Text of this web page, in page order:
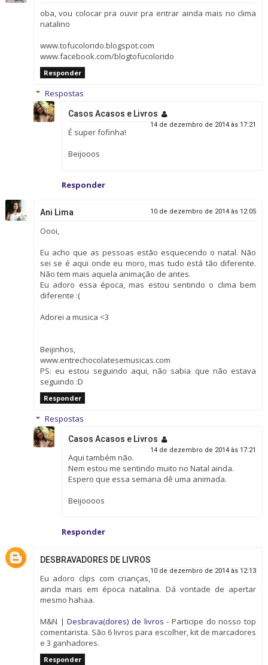
oba, vou colocar pra ouvir pra entrar ainda mais no clima
natalino
www.tofucolorido.blogspot.com
www.facebook.com/blogtofucolorido
Responder
Respostas
Casos Acasos e Livros
14 de dezembro de 2014 às 17:21
É super fofinha!
Beijooos
Responder
Ani Lima 10 de dezembro de 2014 às 12:05
Oooi,
Eu acho que as pessoas estão esquecendo o natal. Não
sei se é aqui onde eu moro, mas tudo está tão diferente.
Não tem mais aquela animação de antes.
Eu adoro essa época, mas estou sentindo o clima bem
diferente :(
Adorei a musica <3
Beijinhos,
www.entrechocolatesemusicas.com
PS: eu estou seguindo aqui, não sabia que não estava
seguindo :D
Responder
Respostas
Casos Acasos e Livros
14 de dezembro de 2014 às 17:21
Aqui também não.
Nem estou me sentindo muito no Natal ainda.
Espero que essa semana dê uma animada.
Beijoooos
Responder
DESBRAVADORES DE LIVROS
10 de dezembro de 2014 às 12:13
Eu adoro clips com crianças,
ainda mais em época natalina. Dá vontade de apertar
mesmo hahaa.
M&N |Desbrava(dores) de livros - Participe do nosso top
comentarista. São 6 livros para escolher, kit de marcadores
e 3 ganhadores.
Responder